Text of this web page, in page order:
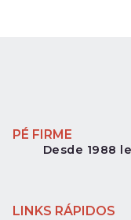
PÉ FIRME
Desde 1988
LINKS RÁPIDOS